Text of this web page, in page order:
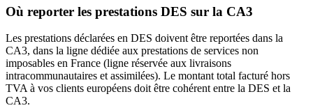
Où reporter les prestations DES sur la CA3
Les prestations déclarées en DES doivent être reportées dans la
CA3, dans la ligne dédiée aux prestations de services non
imposables en France (ligne réservée aux livraisons
intracommunautaires et assimilées). Le montant total facturé hors
TVA à vos clients européens doit être cohérent entre la DES et la
CA3.